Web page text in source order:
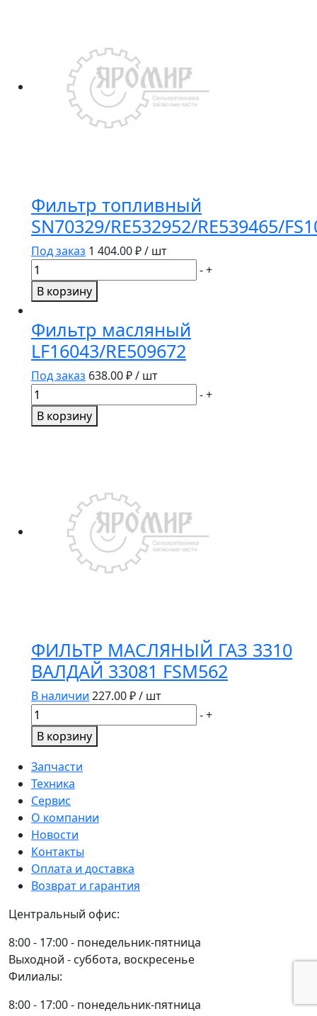
Фильтр топливный
SN70329/RE532952/RE539465/
Под заказ 1 404.00₽ / шт
Количество
товара
Фильтр
SN70329/RE532952/RE539465/FS1096
-+
В корзину
Фильтр масляный
LF16043/RE509672
Под заказ 638.00₽ / шт
Количество
товара
Фильтр
-+
В корзину
ФИЛЬТР МАСЛЯНЫЙ ГАЗ 3310
ВАЛДАЙ 33081 FSM562
В наличии 227.00₽ / шт
Количество
товара
ФИЛЬТР
МАСЛЯНЫЙ
ГАЗ
3310
ВАЛДАЙ
33081
FSM562
-+
В корзину
Запчасти
Техника
Сервис
О компании
Новости
Контакты
Оплата и доставка
Возврат и гарантия
Центральный офис:
8:00 - 17:00 - понедельник-пятница
Выходной - суббота, воскресенье
Филиалы:
8:00 - 17:00 - понедельник-пятница